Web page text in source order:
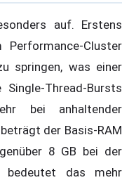
auf. Erstens
Cluster
springen, was einer
Thread-Bursts
bei anhaltender
der Basis-RAM
8 GB bei der
bedeutet das mehr